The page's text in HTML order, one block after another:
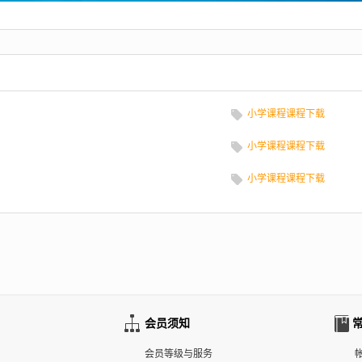
小学课程课程下载
小学课程课程下载
小学课程课程下载
会员须知
会员等级与服务